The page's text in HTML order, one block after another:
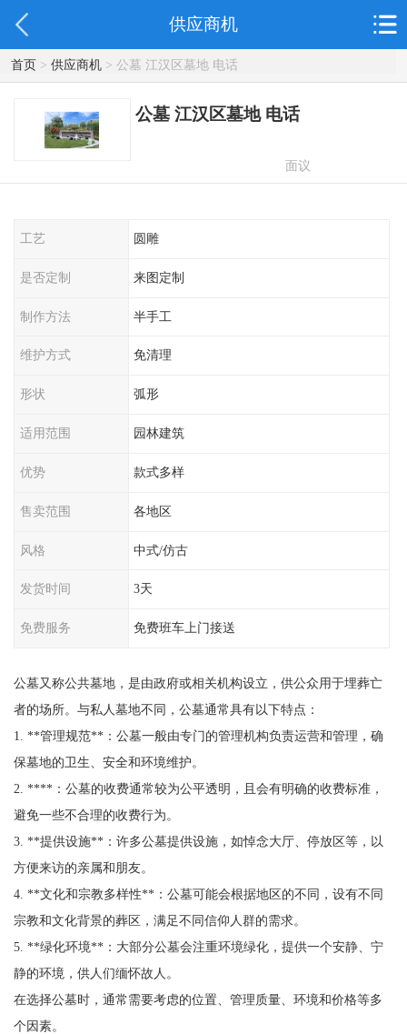
供应商机
首页> 供应商机> 公墓 江汉区墓地 电话
公墓 江汉区墓地 电话
面议
工艺 圆雕
是否定制 来图定制
制作方法 半手工
维护方式 免清理
形状 弧形
适用范围 园林建筑
优势 款式多样
售卖范围 各地区
风格 中式/仿古
发货时间 3天
免费服务 免费班车上门接送
公墓又称公共墓地，是由政府或相关机构设立，供公众用于埋葬亡
者的场所。与私人墓地不同，公墓通常具有以下特点：
1. **管理规范**：公墓一般由专门的管理机构负责运营和管理，确
保墓地的卫生、安全和环境维护。
2. ****：公墓的收费通常较为公平透明，且会有明确的收费标准，
避免一些不合理的收费行为。
3. **提供设施**：许多公墓提供设施，如悼念大厅、停放区等，以
方便来访的亲属和朋友。
4. **文化和宗教多样性**：公墓可能会根据地区的不同，设有不同
宗教和文化背景的葬区，满足不同信仰人群的需求。
5. **绿化环境**：大部分公墓会注重环境绿化，提供一个安静、宁
静的环境，供人们缅怀故人。
在选择公墓时，通常需要考虑的位置、管理质量、环境和价格等多
个因素。